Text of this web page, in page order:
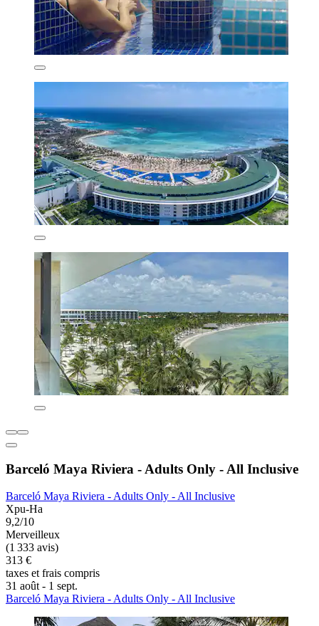
Barceló Maya Riviera - Adults Only - All Inclusive
Barceló Maya Riviera - Adults Only - All Inclusive
Xpu-Ha
9,2/10
Merveilleux
(1 333 avis)
313 €
taxes et frais compris
31 août - 1 sept.
Barceló Maya Riviera - Adults Only - All Inclusive